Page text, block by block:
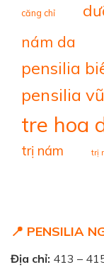
căng chỉ
nám da
pensilia
pensilia
tre hoa
trị nám trị
📍 PENSILIA
Địa chỉ: 413 –